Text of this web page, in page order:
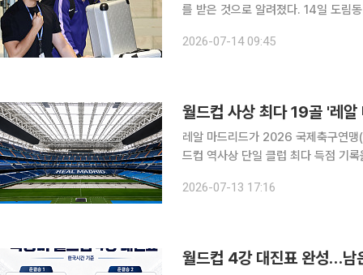
를 받은 것으로 알려졌다. 14일 도림동 교육센터에 따르면 아틀레티코 마드리드의 팀 닥터이자 의료
교육센터는 전날 홈페이지를 통해 “
2026-07-14 09:45
월드컵 사상 최다 19골 '레
레알 마드리드가 2026 국제축구연
드컵 역사상 단일 클럽 최다 득점 기
늘어날 전망이다. 축구 통계
2026-07-13 17:16
월드컵 4강 대진표 완성…남